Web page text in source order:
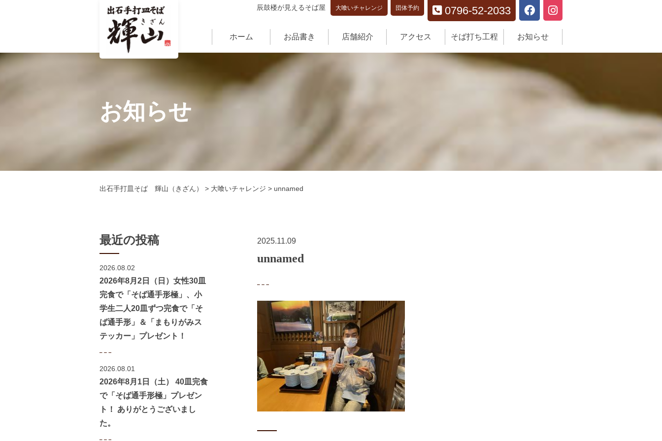
辰鼓楼が見えるそば屋 大喰いチャレンジ 団体予約 0796-52-2033
ホーム お品書き 店舗紹介 アクセス そば打ち工程 お知らせ
お知らせ
出石手打皿そば 輝山（きざん） > 大喰いチャレンジ > unnamed
2025.11.09
unnamed
最近の投稿
2026.08.02
2026年8月2日（日）女性30皿
完食で「そば通手形極」、小
学生二人20皿ずつ完食で「そ
ば通手形」＆「まもりがみス
テッカー」プレゼント！
2026.08.01
2026年8月1日（土） 40皿完食
で「そば通手形極」プレゼン
ト！ ありがとうございまし
た。